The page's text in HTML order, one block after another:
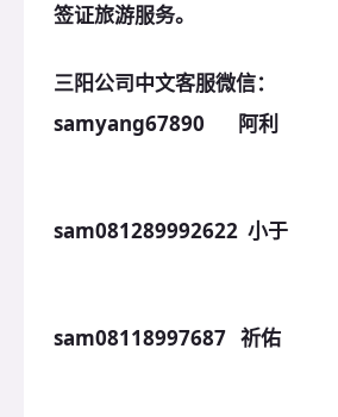
签证旅游服务。
三阳公司中文客服微信：
samyang67890 阿利
sam081289992622 小于
sam08118997687 祈佑